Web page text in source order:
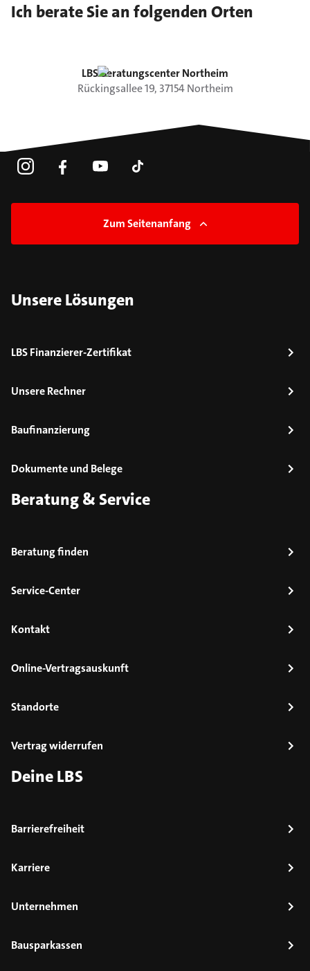
Ich berate Sie an folgenden Orten
LBS Beratungscenter Northeim
Rückingsallee19, 37154 Northeim
Zum Seitenanfang
Unsere Lösungen
LBS Finanzierer-Zertifikat
Unsere Rechner
Baufinanzierung
Dokumente und Belege
Beratung & Service
Beratung finden
Service-Center
Kontakt
Online-Vertragsauskunft
Standorte
Vertrag widerrufen
Deine LBS
Barrierefreiheit
Karriere
Unternehmen
Bausparkassen